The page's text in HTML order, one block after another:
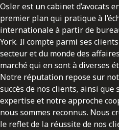
Osler est un cabinet d’avocats
premier plan qui pratique à
internationale à partir de
York. Il compte parmi ses
secteur et du monde des
marché qui en sont à diverses
Notre réputation repose sur
succès de nos clients, ainsi
expertise et notre approche
nous sommes reconnus. Nous
le reflet de la réussite de nos